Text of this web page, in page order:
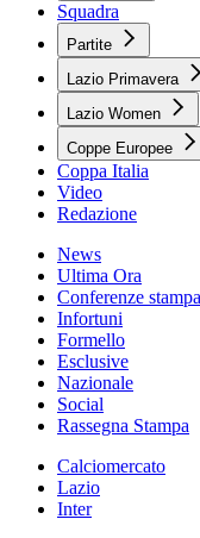
Squadra
Partite
Lazio Primavera
Lazio Women
Coppe Europee
Coppa Italia
Video
Redazione
News
Ultima Ora
Conferenze stampa
Infortuni
Formello
Esclusive
Nazionale
Social
Rassegna Stampa
Calciomercato
Lazio
Inter